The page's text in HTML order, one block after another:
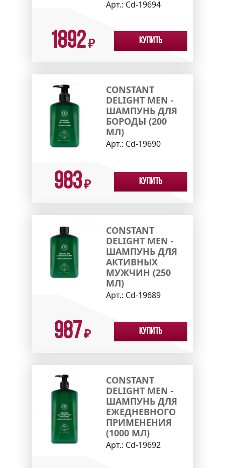
Арт.: Cd-19694
1892₽ Купить
CONSTANT
DELIGHT MEN -
ШАМПУНЬ ДЛЯ
БОРОДЫ (200
МЛ)
Арт.: Cd-19690
983₽ Купить
CONSTANT
DELIGHT MEN -
ШАМПУНЬ ДЛЯ
АКТИВНЫХ
МУЖЧИН (250
МЛ)
Арт.: Cd-19689
987₽ Купить
CONSTANT
DELIGHT MEN -
ШАМПУНЬ ДЛЯ
ЕЖЕДНЕВНОГО
ПРИМЕНЕНИЯ
(1000 МЛ)
Арт.: Cd-19692